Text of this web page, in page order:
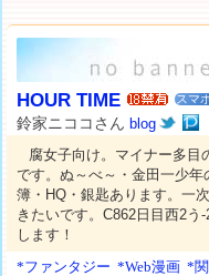
HOUR TIME スマ
鈴家ニココさんblog
腐女子向け。マイナー多目
です。ぬ～べ～・金田一少年
簿・HQ・銀匙あります。一
きたいです。C862日目西2う
します！
*ファンタジー *Web漫画 *